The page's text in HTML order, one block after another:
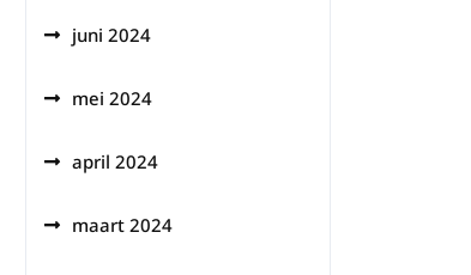
juni 2024
mei 2024
april 2024
maart 2024